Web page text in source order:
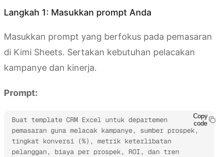
Langkah 1: Masukkan prompt Anda
Masukkan prompt yang berfokus pada pemasaran
di Kimi Sheets. Sertakan kebutuhan pelacakan
kampanye dan kinerja.
Prompt:
Buat template CRM Excel untuk departemen
pemasaran guna melacak kampanye, sumber prospek,
tingkat konversi (%), metrik keterlibatan
pelanggan, biaya per prospek, ROI, dan tren
Copy
code